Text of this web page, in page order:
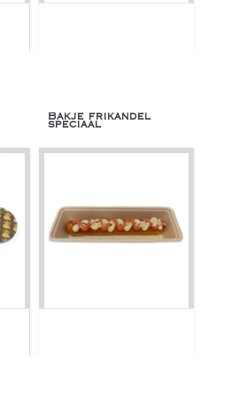
Bakje frikandel
speciaal